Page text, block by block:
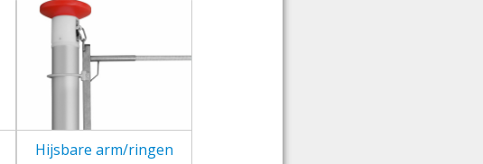
Hijsbare arm/ringen